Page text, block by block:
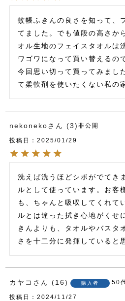
蚊帳ふきんの良さを知って、
てました。でも値段の高さか
オル生地のフェイスタオルは
ワゴワになって買い替えるの
今回思い切って買ってみまし
て柔軟剤を使いたくない私の
nekoneko 3 非公開
投稿日 2025/01/29
洗えば洗うほどシボがでてき
ルとして使っています。お客
も、ちゃんと吸収してくれて
ルとは違った拭き心地がくせ
きんよりも、タオルやバスタ
カヤコ 16 購入者 50
投稿日 2024/11/27